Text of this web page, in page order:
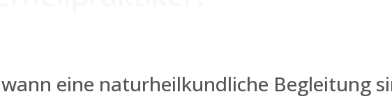
eine naturheilkundliche Begleitung